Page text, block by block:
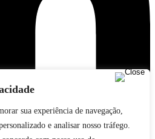
sua experiência de navegação,
e analisar nosso tráfego.